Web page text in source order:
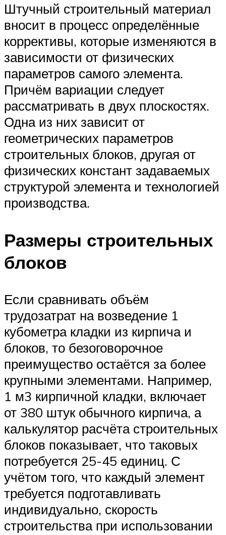
Штучный строительный материал
вносит в процесс определённые
коррективы, которые изменяются в
зависимости от физических
параметров самого элемента.
Причём вариации следует
рассматривать в двух плоскостях.
Одна из них зависит от
геометрических параметров
строительных блоков, другая от
физических констант задаваемых
структурой элемента и технологией
производства.
Размеры строительных
блоков
Если сравнивать объём
трудозатрат на возведение 1
кубометра кладки из кирпича и
блоков, то безоговорочное
преимущество остаётся за более
крупными элементами. Например,
1 м3 кирпичной кладки, включает
от 380 штук обычного кирпича, а
калькулятор расчёта строительных
блоков показывает, что таковых
потребуется 25-45 единиц. С
учётом того, что каждый элемент
требуется подготавливать
индивидуально, скорость
строительства при использовании